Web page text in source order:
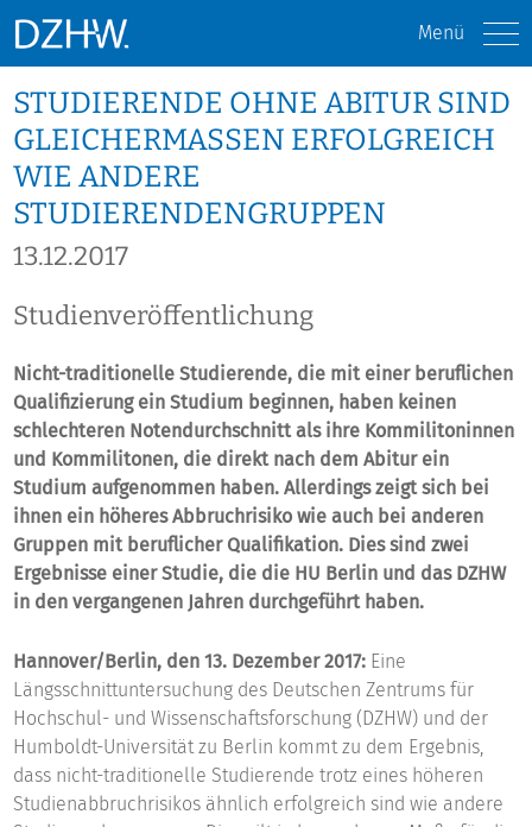
Menü
STUDIERENDE OHNE ABITUR SIND
GLEICHERMASSEN ERFOLGREICH W
IE ANDERE S
TUDIERENDENGRUPPEN
13.12.2017
Studienveröffentlichung
Nicht-traditionelle Studierende, die mit einer beruflichen
Qualifizierung ein Studium beginnen, haben keinen
schlechteren Notendurchschnitt als ihre Kommilitoninnen
und Kommilitonen, die direkt nach dem Abitur ein
Studium aufgenommen haben. Allerdings zeigt sich bei
ihnen ein höheres Abbruchrisiko wie auch bei anderen
Gruppen mit beruflicher Qualifikation. Dies sind zwei
Ergebnisse einer Studie, die die HU Berlin und das DZHW
in den vergangenen Jahren durchgeführt haben.
Hannover/Berlin, den 13. Dezember 2017: Eine
Längsschnittuntersuchung des Deutschen Zentrums für
Hochschul- und Wissenschaftsforschung (DZHW) und der
Humboldt-Universität zu Berlin kommt zu dem Ergebnis,
dass nicht-traditionelle Studierende trotz eines höheren
Studienabbruchrisikos ähnlich erfolgreich sind wie andere